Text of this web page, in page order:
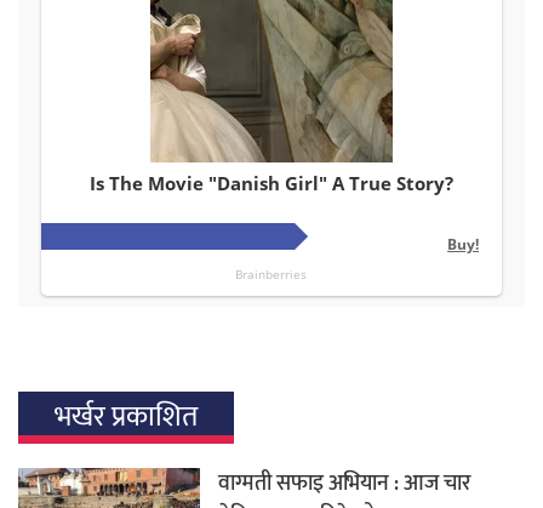
भर्खर प्रकाशित
वाग्मती सफाइ अभियान : आज चार